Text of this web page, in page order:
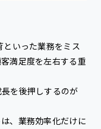
といった業務をミス
満足度を左右する重
を後押しするのが
、業務効率化だけに